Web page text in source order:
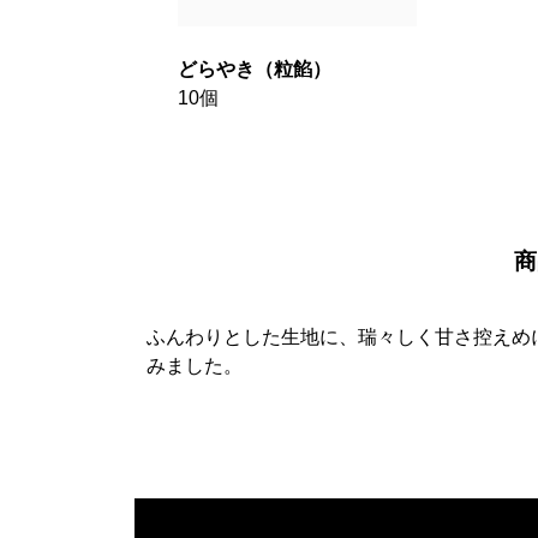
どらやき（粒餡）
10個
ふんわりとした生地に、瑞々しく甘さ控え
みました。